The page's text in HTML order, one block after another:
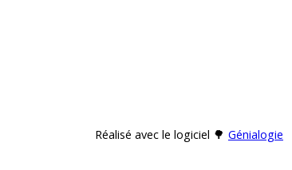
Réalisé avec le logiciel 🌳 Génialogie